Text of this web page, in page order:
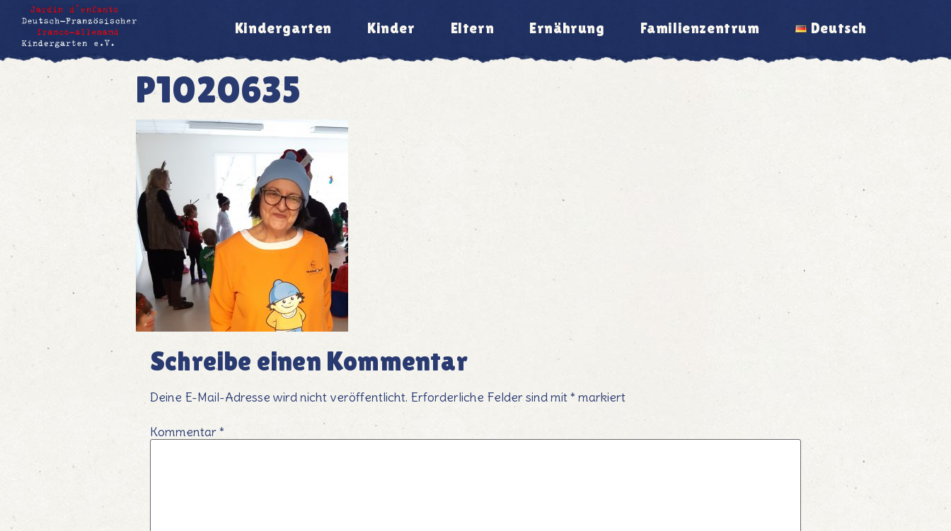
Kindergarten Kinder Eltern Ernährung Familienzentrum Deutsch
P1020635
Schreibe einen Kommentar
Deine E-Mail-Adresse wird nicht veröffentlicht. Erforderliche Felder sind mit* markiert
Kommentar*